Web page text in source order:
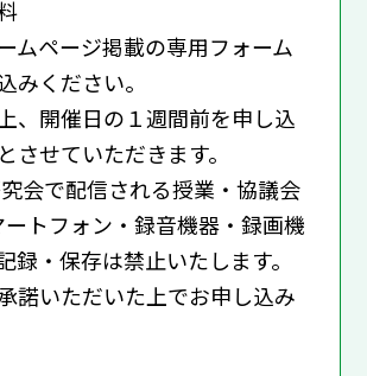
ムページ掲載の専用フォーム
みください。
、開催日の１週間前を申し込
させていただきます。
会で配信される授業・協議会
ートフォン・録音機器・録画機
録・保存は禁止いたします。
諾いただいた上でお申し込み